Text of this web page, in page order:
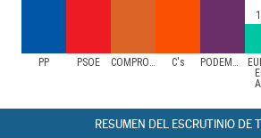
PP PSOE COMPROMÍS C's PODEMOS/PODEM
RESUMEN DEL ESCRUTINIO DE